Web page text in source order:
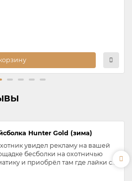
Hunter Gold (зима)
увидел рекламу на вашей
бесболки на охотничью
и приобрёл там где лайки с..